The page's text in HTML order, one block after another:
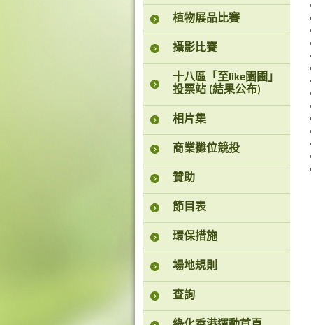
植物展品比賽
攝影比賽
十八區「至like園圃」
投票站 (結果公布)
相片集
商業攤位競投
贊助
節目表
環保措施
場地規則
查詢